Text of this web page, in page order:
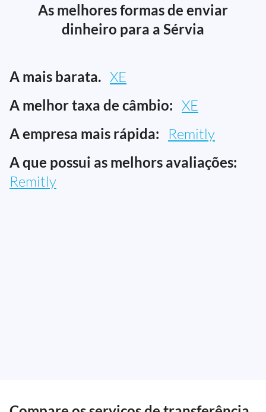
As melhores formas de enviar
dinheiro para a Sérvia
A mais barata. XE
A melhor taxa de câmbio: XE
A empresa mais rápida: Remitly
A que possui as melhors avaliações:
Remitly